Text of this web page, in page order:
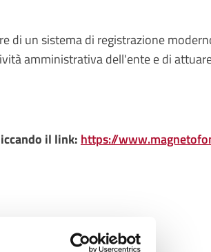
di un sistema di registrazione
amministrativa dell'ente e di
il link: https://